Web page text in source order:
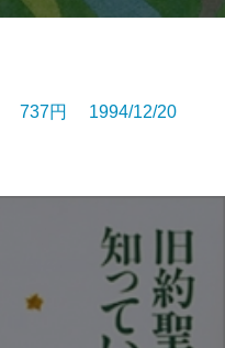
737円 1994/12/20